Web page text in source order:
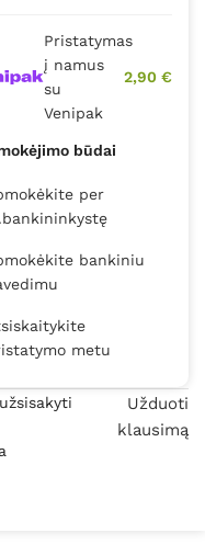
Pristatymas
į namus
su
Venipak
2,90 €
būdai
per
bankiniu
metu
Užduoti
klausimą